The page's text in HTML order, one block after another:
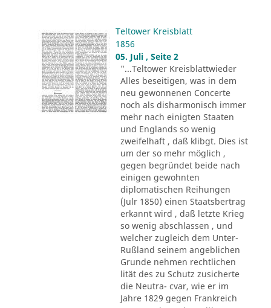
Teltower Kreisblatt
1856
05. Juli , Seite 2
"...Teltower Kreisblattwieder
Alles beseitigen, was in dem
neu gewonnenen Concerte
noch als disharmonisch immer
mehr nach einigten Staaten
und Englands so wenig
zweifelhaft , daß klibgt. Dies ist
um der so mehr möglich ,
gegen begründet beide nach
einigen gewohnten
diplomatischen Reihungen
(Julr 1850) einen Staatsbertrag
erkannt wird , daß letzte Krieg
so wenig abschlassen , und
welcher zugleich dem Unter-
Rußland seinem angeblichen
Grunde nehmen rechtlichen
lität des zu Schutz zusicherte
die Neutra- cvar, wie er im
Jahre 1829 gegen Frankreich